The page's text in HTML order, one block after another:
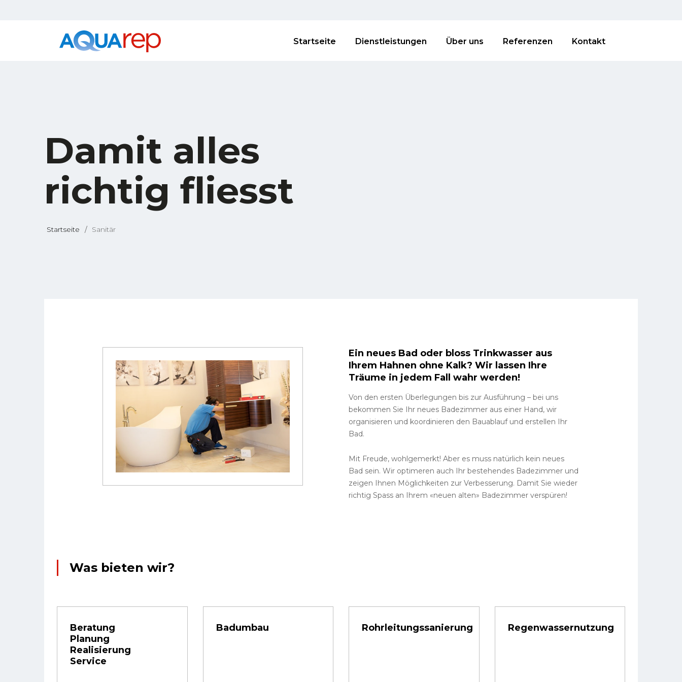
Startseite Dienstleistungen Über uns Referenzen Kontakt
Damit alles
richtig fliesst
Startseite Sanitär
Ein neues Bad oder bloss Trinkwasser aus
Ihrem Hahnen ohne Kalk? Wir lassen Ihre
Träume in jedem Fall wahr werden!
Von den ersten Überlegungen bis zur Ausführung – bei uns
bekommen Sie Ihr neues Badezimmer aus einer Hand, wir
organisieren und koordinieren den Bauablauf und erstellen Ihr
Bad.
Mit Freude, wohlgemerkt! Aber es muss natürlich kein neues
Bad sein. Wir optimeren auch Ihr bestehendes Badezimmer und
zeigen Ihnen Möglichkeiten zur Verbesserung. Damit Sie wieder
richtig Spass an Ihrem «neuen alten» Badezimmer verspüren!
Was bieten wir?
Beratung
Planung
Realisierung
Service
Badumbau Rohrleitungssanierung Regenwassernutzung